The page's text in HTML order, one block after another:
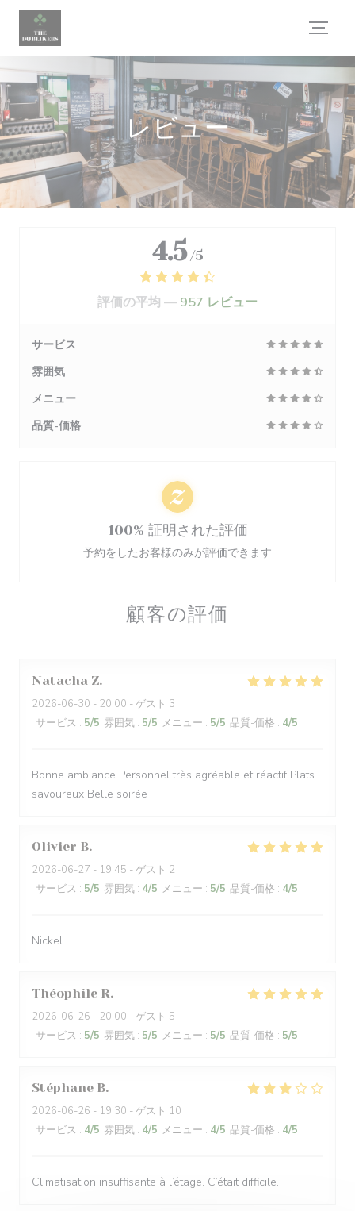
クッキー利用の管理について
レビュー
顧客の評価
Natacha Z
2026-06-30 - 20:00 - ゲスト 3
サービス : 5/5 雰囲気 : 5/5 メニュー : 5/5 品質-価格 : 4/5
Bonne ambiance Personnel très agréable et réactif Plats
savoureux Belle soirée
Olivier B
2026-06-27 - 19:45 - ゲスト 2
サービス : 5/5 雰囲気 : 4/5 メニュー : 5/5 品質-価格 : 4/5
Nickel
Théophile R
2026-06-26 - 20:00 - ゲスト 5
サービス : 5/5 雰囲気 : 5/5 メニュー : 5/5 品質-価格 : 5/5
Stéphane B
2026-06-26 - 19:30 - ゲスト 10
サービス : 4/5 雰囲気 : 4/5 メニュー : 4/5 品質-価格 : 4/5
Climatisation insuffisante à l’étage. C’était difficile.
4.5 /5
評価の平均 — 957 レビュー
サービス
雰囲気
メニュー
品質-価格
100% 証明された評価
予約をしたお客様のみが評価できます